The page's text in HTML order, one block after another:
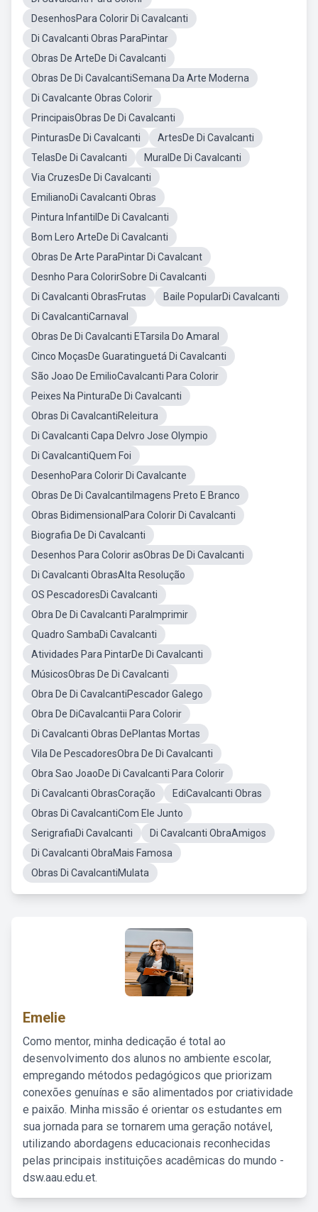
DesenhosPara Colorir Di Cavalcanti
Di Cavalcanti Obras ParaPintar
Obras De ArteDe Di Cavalcanti
Obras De Di CavalcantiSemana Da Arte Moderna
Di Cavalcante Obras Colorir
PrincipaisObras De Di Cavalcanti
PinturasDe Di Cavalcanti
ArtesDe Di Cavalcanti
TelasDe Di Cavalcanti
MuralDe Di Cavalcanti
Via CruzesDe Di Cavalcanti
EmilianoDi Cavalcanti Obras
Pintura InfantilDe Di Cavalcanti
Bom Lero ArteDe Di Cavalcanti
Obras De Arte ParaPintar Di Cavalcant
Desnho Para ColorirSobre Di Cavalcanti
Di Cavalcanti ObrasFrutas
Baile PopularDi Cavalcanti
Di CavalcantiCarnaval
Obras De Di Cavalcanti ETarsila Do Amaral
Cinco MoçasDe Guaratinguetá Di Cavalcanti
São Joao De EmilioCavalcanti Para Colorir
Peixes Na PinturaDe Di Cavalcanti
Obras Di CavalcantiReleitura
Di Cavalcanti Capa DeIvro Jose Olympio
Di CavalcantiQuem Foi
DesenhoPara Colorir Di Cavalcante
Obras De Di CavalcantiImagens Preto E Branco
Obras BidimensionalPara Colorir Di Cavalcanti
Biografia De Di Cavalcanti
Desenhos Para Colorir asObras De Di Cavalcanti
Di Cavalcanti ObrasAlta Resolução
OS PescadoresDi Cavalcanti
Obra De Di Cavalcanti ParaImprimir
Quadro SambaDi Cavalcanti
Atividades Para PintarDe Di Cavalcanti
MúsicosObras De Di Cavalcanti
Obra De Di CavalcantiPescador Galego
Obra De DiCavalcantii Para Colorir
Di Cavalcanti Obras DePlantas Mortas
Vila De PescadoresObra De Di Cavalcanti
Obra Sao JoaoDe Di Cavalcanti Para Colorir
Di Cavalcanti ObrasCoração
EdiCavalcanti Obras
Obras Di CavalcantiCom Ele Junto
SerigrafiaDi Cavalcanti
Di Cavalcanti ObraAmigos
Di Cavalcanti ObraMais Famosa
Obras Di CavalcantiMulata
Emelie
Como mentor, minha dedicação é total ao
desenvolvimento dos alunos no ambiente escolar,
empregando métodos pedagógicos que priorizam
conexões genuínas e são alimentados por criatividade
e paixão. Minha missão é orientar os estudantes em
sua jornada para se tornarem uma geração notável,
utilizando abordagens educacionais reconhecidas
pelas principais instituições acadêmicas do mundo -
dsw.aau.edu.et.